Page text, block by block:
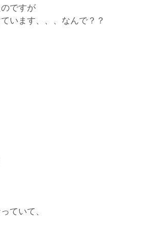
ですが
います、、、なんで？？
ていて、